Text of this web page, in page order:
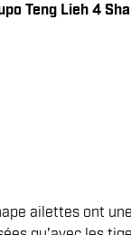
Teng Lieh 4
ailettes ont une